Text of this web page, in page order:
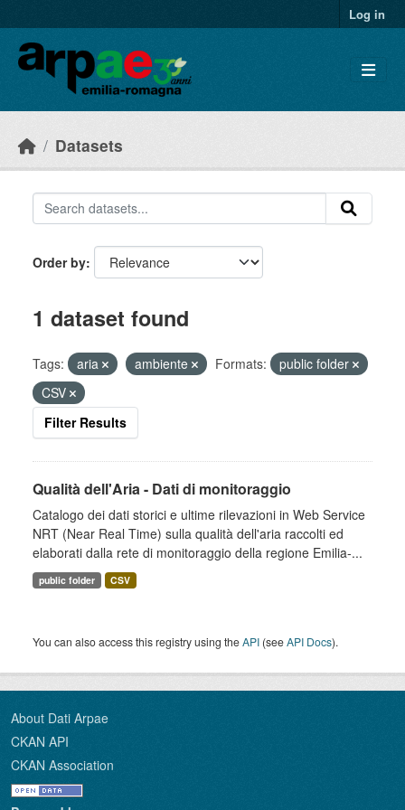
Log in
Datasets
Order by
1 dataset found
Tags: aria ambiente Formats:
public folder
CSV
Filter Results
Qualità dell'Aria - Dati di monitoraggio
Catalogo dei dati storici e ultime rilevazioni in Web Service
NRT (Near Real Time) sulla qualità dell'aria raccolti ed
elaborati dalla rete di monitoraggio della regione Emilia-...
public folder CSV
You can also access this registry using theAPI (seeAPI Docs).
About Dati Arpae
CKAN API
CKAN Association